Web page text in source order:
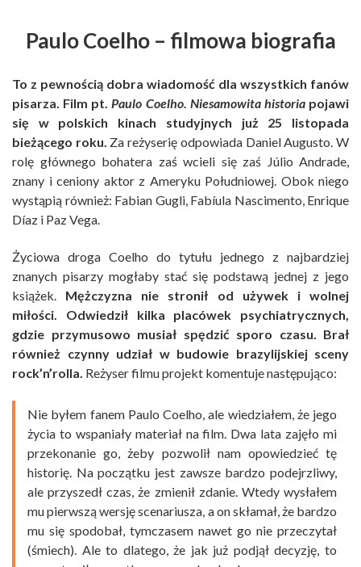
Paulo Coelho– filmowa biografia
To z pewnością dobra wiadomość dla wszystkich fanów
pisarza. Film pt.Paulo Coelho. Niesamowita historiapojawi
się w polskich kinach studyjnych już 25 listopada
bieżącego roku. Za reżyserię odpowiada Daniel Augusto. W
rolę głównego bohatera zaś wcieli się zaś Júlio Andrade,
znany i ceniony aktor z Ameryku Południowej. Obok niego
wystąpią również: Fabian Gugli, Fabíula Nascimento, Enrique
Díaz i Paz Vega.
Życiowa droga Coelho do tytułu jednego z najbardziej
znanych pisarzy mogłaby stać się podstawą jednej z jego
książek. Mężczyzna nie stronił od używek i wolnej
miłości. Odwiedził kilka placówek psychiatrycznych,
gdzie przymusowo musiał spędzić sporo czasu. Brał
również czynny udział w budowie brazylijskiej sceny
rock’n’rolla. Reżyser filmu projekt komentuje następująco:
Nie byłem fanem Paulo Coelho, ale wiedziałem, że jego
życia to wspaniały materiał na film. Dwa lata zajęło mi
przekonanie go, żeby pozwolił nam opowiedzieć tę
historię. Na początku jest zawsze bardzo podejrzliwy,
ale przyszedł czas, że zmienił zdanie. Wtedy wysłałem
mu pierwszą wersję scenariusza, a on skłamał, że bardzo
mu się spodobał, tymczasem nawet go nie przeczytał
(śmiech). Ale to dlatego, że jak już podjął decyzję, to